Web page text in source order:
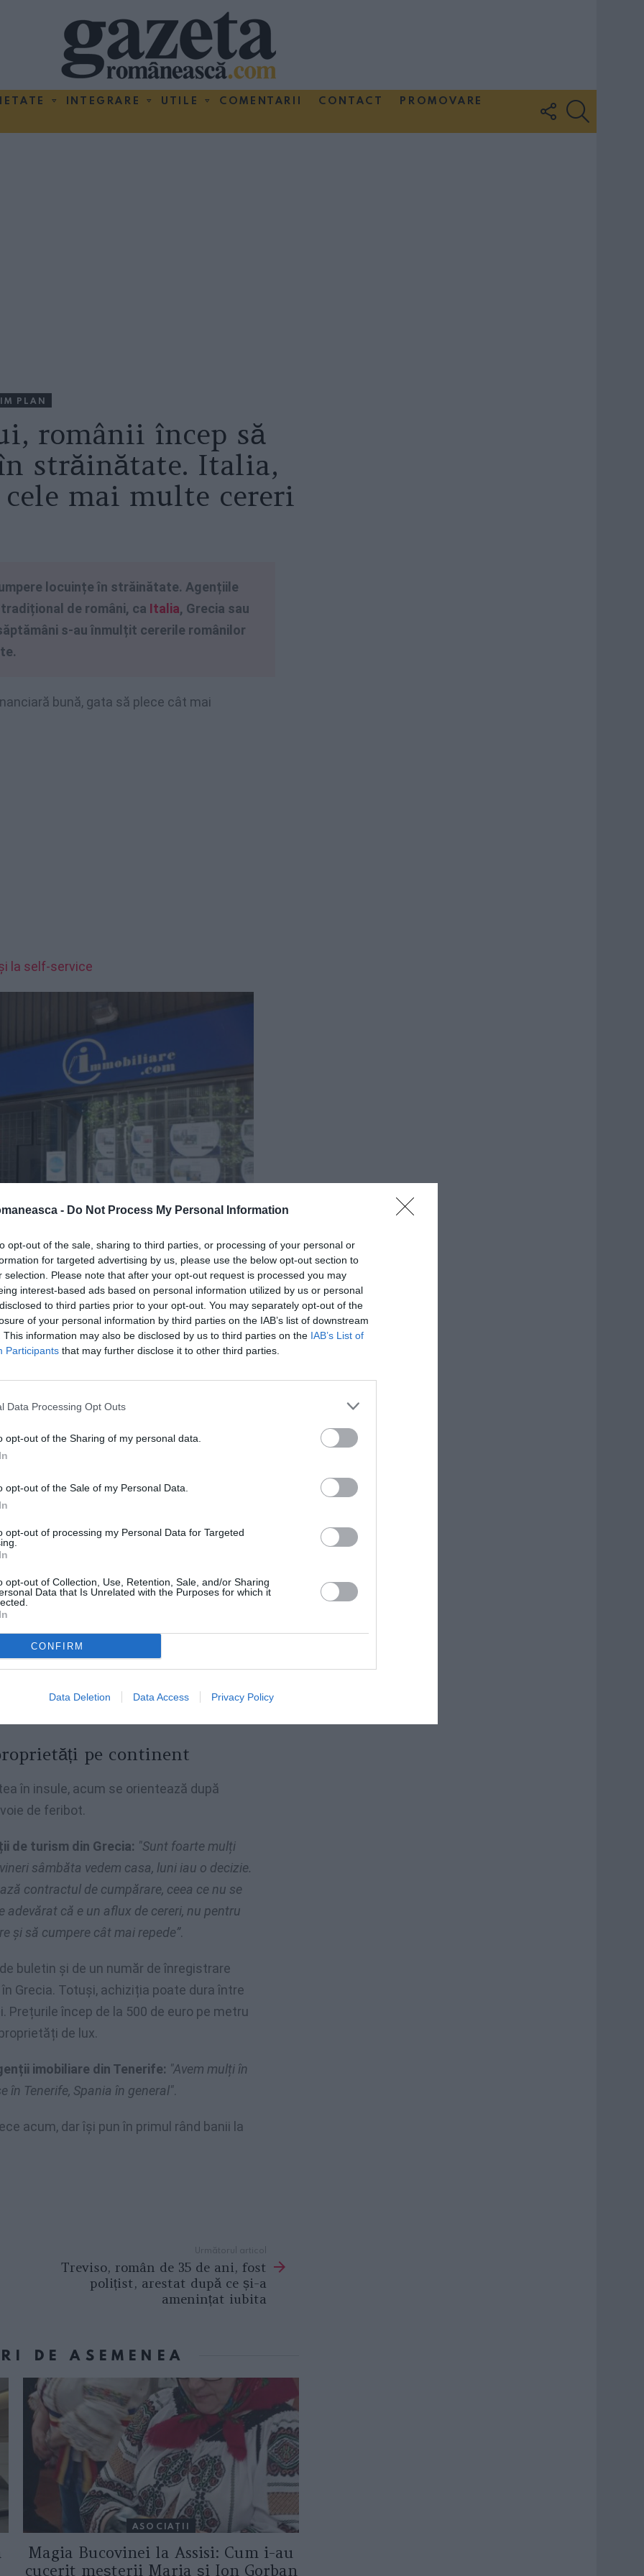
- Do Not Process My Personal Information
opt-out of the sale, sharing to third parties, or processing of your personal or
for targeted advertising by us, please use the below opt-out section to
selection. Please note that after your opt-out request is processed you may
interest-based ads based on personal information utilized by us or personal
to third parties prior to your opt-out. You may separately opt-out of the
of your personal information by third parties on the IAB’s list of downstream
This information may also be disclosed by us to third parties on the IAB’s List of
Participants that may further disclose it to other third parties.
Data Processing Opt Outs
opt-out of the Sharing of my personal data.
opt-out of the Sale of my Personal Data.
opt-out of processing my Personal Data for Targeted
opt-out of Collection, Use, Retention, Sale, and/or Sharing
Data that Is Unrelated with the Purposes for which it
CONFIRM
Data Deletion Data Access Privacy Policy
INTEGRARE UTILE COMENTARII CONTACT
PROMOVARE
FOLLOW
US
PLAN
românii încep să
străinătate. Italia,
mai multe cereri
locuințe în străinătate. Agențiile
de români, ca Italia, Grecia sau
s-au înmulțit cererile românilor
bună, gata să plece cât mai
la self-service
locuințe în străinătate
ani. Locuiesc în Craiova, la șapte ore de
dormitoare.
mai aproape de România, te urci în
undeva în afara orașului, și probabil îi
motive: Trebuie să ai ceva și în altă țară,
ai unde să tragi, ca să zic așa… Atunci cu
nu e în regulă, voi pleca imediat”
euro, tot pentru o casă în Grecia. El va
lor este doctorand în Statele Unite.
unei tranzacții. De la a avea un plan, am
rezervele și situația războiului din
dar e bine să stăm cu urechea ciulită.
imediat. E un loc pe care ni-l dorim și îl
suntem acum″.
pe continent
în insule, acum se orientează după
de feribot.
de turism din Grecia: ″Sunt foarte mulți
sâmbăta vedem casa, luni iau o decizie.
contractul de cumpărare, ceea ce nu se
că e un aflux de cereri, nu pentru
și să cumpere cât mai repede”.
buletin și de un număr de înregistrare
Grecia. Totuși, achiziția poate dura între
Prețurile încep de la 500 de euro pe metru
de lux.
imobiliare din Tenerife: ″Avem mulți în
în Tenerife, Spania în general″⁣.
acum, dar își pun în primul rând banii la
Următorul articol
Treviso, român de 35 de ani, fost
polițist, arestat după ce și-a
amenințat iubita
DE ASEMENEA
ASOCIAŢII
Magia Bucovinei la Assisi: Cum i-au
cucerit meșterii Maria și Ion Gorban